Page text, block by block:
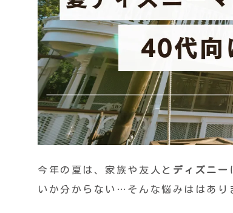
今年の夏は、家族や友人と ディズニー
いか分からない…そんな悩みははあり